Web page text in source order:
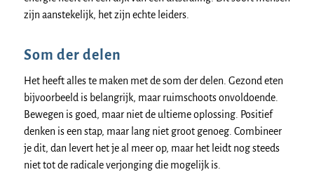
zijn aanstekelijk, het zijn echte leiders.
Som der delen
Het heeft alles te maken met de som der delen. Gezond eten
bijvoorbeeld is belangrijk, maar ruimschoots onvoldoende.
Bewegen is goed, maar niet de ultieme oplossing. Positief
denken is een stap, maar lang niet groot genoeg. Combineer
je dit, dan levert het je al meer op, maar het leidt nog steeds
niet tot de radicale verjonging die mogelijk is.